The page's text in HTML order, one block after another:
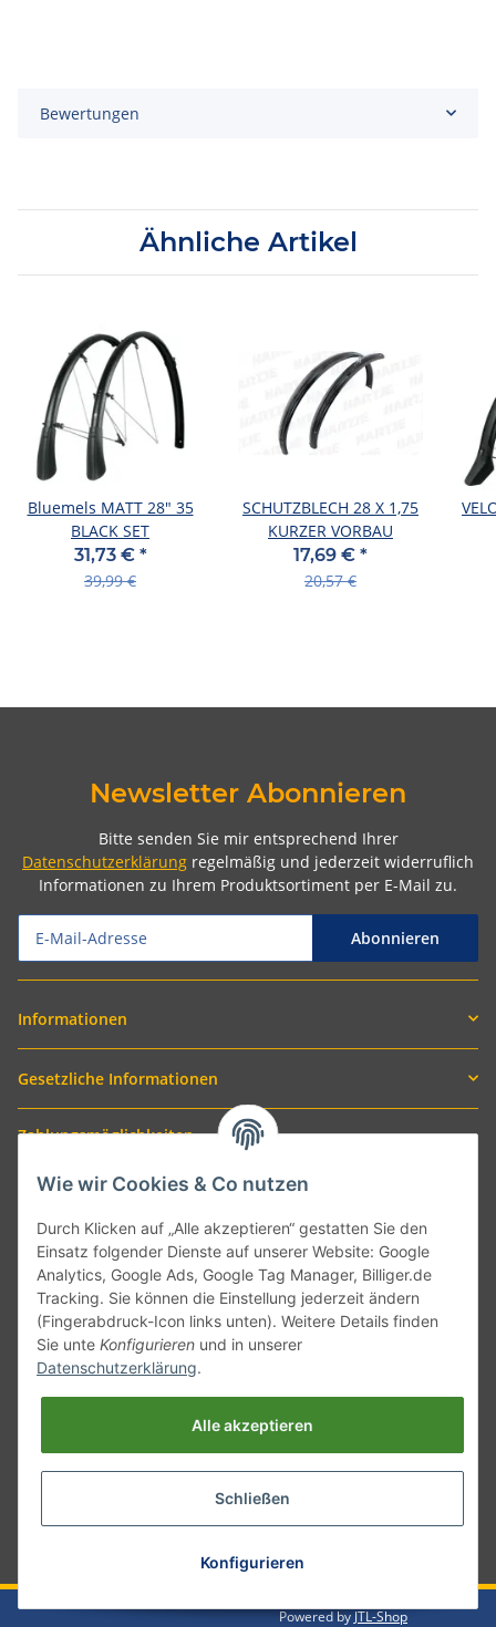
Bewertungen
Ähnliche Artikel
Bluemels MATT 28" 35
BLACK SET
31,73 € *
39,99 €
SCHUTZBLECH 28 X 1,75
KURZER VORBAU
17,69 € *
20,57 €
Newsletter Abonnieren
Bitte senden Sie mir entsprechend Ihrer
Datenschutzerklärung regelmäßig und jederzeit widerruflich
Informationen zu Ihrem Produktsortiment per E-Mail zu.
Abonnieren
Informationen
Gesetzliche Informationen
Zahlungsmöglichkeiten
Versand mit
* Alle Preise inkl. gesetzlicher USt., zzgl.Versand
Powered byJTL-Shop
Wie wir Cookies & Co nutzen
Durch Klicken auf „Alle akzeptieren“ gestatten Sie den
Einsatz folgender Dienste auf unserer Website: Google
Analytics, Google Ads, Google Tag Manager, Billiger.de
Tracking. Sie können die Einstellung jederzeit ändern
(Fingerabdruck-Icon links unten). Weitere Details finden
Sie unte Konfigurieren und in unserer
Datenschutzerklärung.
Alle akzeptieren
Schließen
Konfigurieren